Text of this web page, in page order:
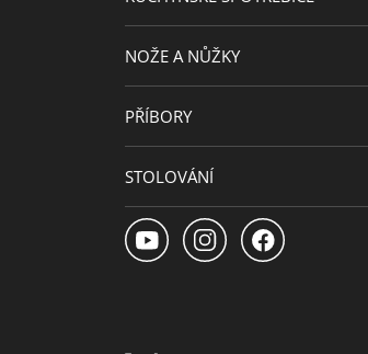
NOŽE A NŮŽKY
PŘÍBORY
STOLOVÁNÍ